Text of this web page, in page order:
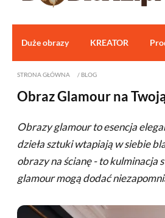
Duże obrazy KREATOR
STRONA GŁÓWNA / BLOG
Obraz Glamour na
Obrazy glamour to esencja
dzieła sztuki wtapiają w siebie
obrazy na ścianę - to kulminacja
glamour mogą dodać